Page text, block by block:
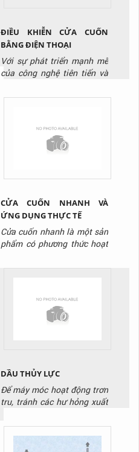
ĐIỀU KHIỄN CỬA CUỐN
BẰNG ĐIỆN THOẠI
Với sự phát triển mạnh mẽ
của công nghệ tiên tiến và
các sản phẩm mang tính đột
được thay thế bằng các
công nghệ thông minh.
bằng...
CỬA CUỐN NHANH VÀ
ỨNG DỤNG THỰC TẾ
Cửa cuốn nhanh là một sản
phẩm có phương thức hoạt
cuốn khác. Biển chuyển
đứng của thân cửa. Điều
khác biệt ở đây là nó hoạt
DẦU THỦY LỰC
Để máy móc hoạt động trơn
tru, tránh các hư hỏng xuất
lực. Đây là loại dầu chuyên
dụng thường thấy tại kho